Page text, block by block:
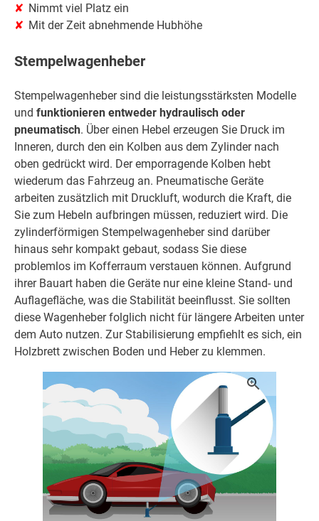
Nimmt viel Platz ein
Mit der Zeit abnehmende Hubhöhe
Stempelwagenheber
Stempelwagenheber sind die leistungsstärksten Modelle
und funktionieren entweder hydraulisch oder
pneumatisch. Über einen Hebel erzeugen Sie Druck im
Inneren, durch den ein Kolben aus dem Zylinder nach
oben gedrückt wird. Der emporragende Kolben hebt
wiederum das Fahrzeug an. Pneumatische Geräte
arbeiten zusätzlich mit Druckluft, wodurch die Kraft, die
Sie zum Hebeln aufbringen müssen, reduziert wird. Die
zylinderförmigen Stempelwagenheber sind darüber
hinaus sehr kompakt gebaut, sodass Sie diese
problemlos im Kofferraum verstauen können. Aufgrund
ihrer Bauart haben die Geräte nur eine kleine Stand- und
Auflagefläche, was die Stabilität beeinflusst. Sie sollten
diese Wagenheber folglich nicht für längere Arbeiten unter
dem Auto nutzen. Zur Stabilisierung empfiehlt es sich, ein
Holzbrett zwischen Boden und Heber zu klemmen.